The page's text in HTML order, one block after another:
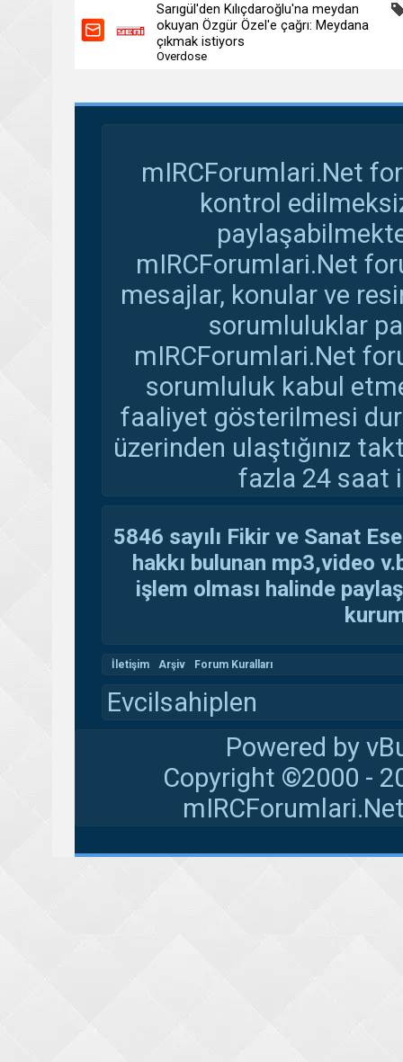
Sarıgül'den Kılıçdaroğlu'na meydan
okuyan Özgür Özel'e çağrı: Meydana
çıkmak istiyors
Overdose
mIRCForumlari.Net
kontrol
mIRCForumlari.Net
mesajlar, konular ve
sorumluluklar
mIRCForumlari.Net
sorumluluk kabul
faaliyet gösterilmesi
üzerinden ulaştığınız
fazla 24 saat
5846 sayılı Fikir ve Sanat
hakkı bulunan mp3,video
işlem olması halinde
İletişim Arşiv Forum Kuralları
Evcilsahiplen
Powered by
Copyright ©2000 -